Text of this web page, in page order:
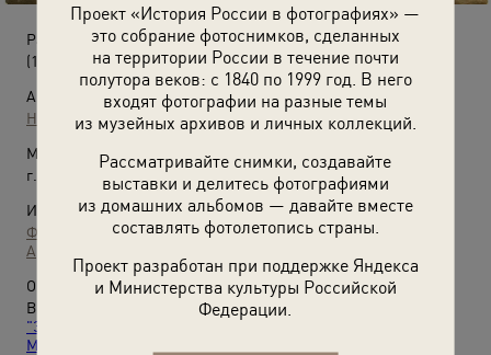
Проект «История России в фотографиях» —
это собрание фотоснимков, сделанных
на территории России в течение почти
полутора веков: с 1840 по 1999 год. В него
входят фотографии на разные темы
из музейных архивов и личных коллекций.
Рассматривайте снимки, создавайте
выставки и делитесь фотографиями
из домашних альбомов — давайте вместе
составлять фотолетопись страны.
Проект разработан при поддержке Яндекса
и Министерства культуры Российской
Федерации.
Раздумья над книгой
(1 февраля 1941 - 20 июня 1941)
Автор:
Неизвестный автор
Место съемки:
г. Москва
Источники:
Фотографии пользователей russiainphoto.ru
Архив Сергея Медведева
О фотографии:
Выставка
«Фотоальбом защитницы Отечества. Часть 5.
"Завтра была война". Удивительной во всем девушке Марии
Медведевой посвящается»